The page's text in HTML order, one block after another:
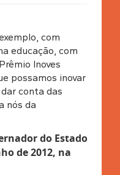
com
educação, com
Inoves
possamos inovar
conta das
nós da
do Estado
de 2012, na